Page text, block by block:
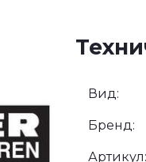
Вид:
Бренд:
Артикул: